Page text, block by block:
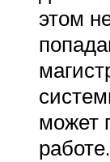
этом
может
работе.